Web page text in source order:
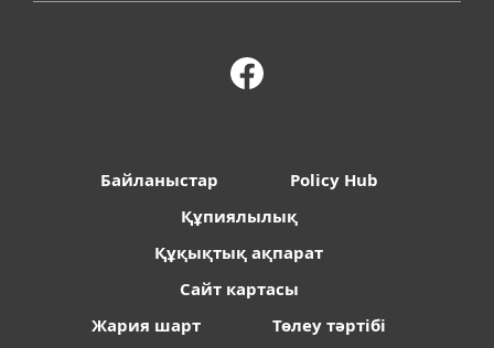
Байланыстар
Policy Hub
Құпиялылық
Құқықтық ақпарат
Сайт картасы
Жария шарт
Төлеу тәртібі